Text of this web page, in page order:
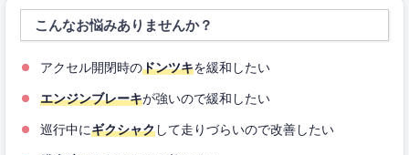
こんなお悩みありませんか？
アクセル開閉時のドンツキを緩和したい
エンジンブレーキが強いので緩和したい
巡行中にギクシャクして走りづらいので改善したい